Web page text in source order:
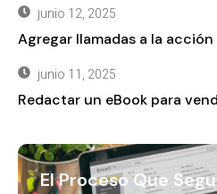
junio 12, 2025
Agregar llamadas a la
junio 11, 2025
Redactar un eBook para
El Proceso Que